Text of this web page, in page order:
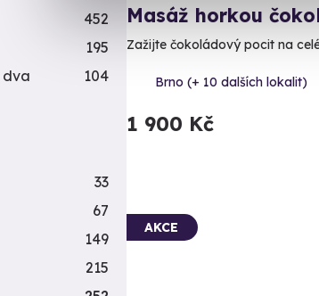
Masáž horkou
Zažijte čokoládový pocit na
Brno (+ 10 dalších lokalit)
1 900 Kč
AKCE
452
195
dva
104
33
67
149
215